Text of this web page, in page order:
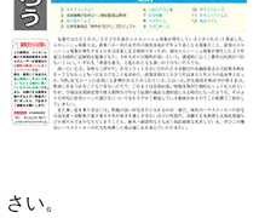
さい。